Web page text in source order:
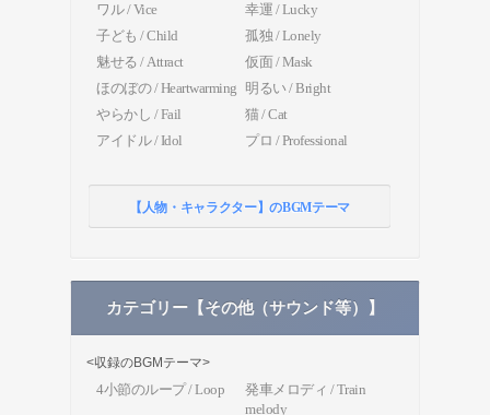
ワル / Vice
幸運 / Lucky
子ども / Child
孤独 / Lonely
魅せる / Attract
仮面 / Mask
ほのぼの / Heartwarming 明るい / Bright
やらかし / Fail
猫 / Cat
アイドル / Idol
プロ / Professional
【人物・キャラクター】のBGMテーマ
カテゴリー【その他（サウンド等）】
<収録のBGMテーマ>
4小節のループ / Loop
発車メロディ / Train
melody